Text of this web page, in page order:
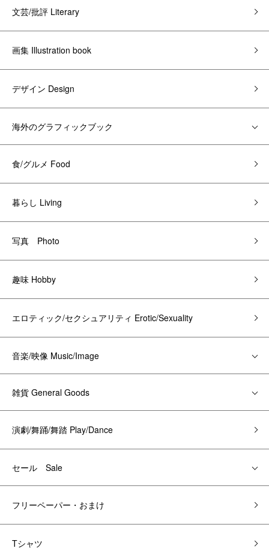
文芸/批評 Literary
画集 Illustration book
デザイン Design
海外のグラフィックブック
食/グルメ Food
暮らし Living
写真 Photo
趣味 Hobby
エロティック/セクシュアリティ Erotic/Sexuality
音楽/映像 Music/Image
雑貨 General Goods
演劇/舞踊/舞踏 Play/Dance
セール Sale
フリーペーパー・おまけ
Tシャツ